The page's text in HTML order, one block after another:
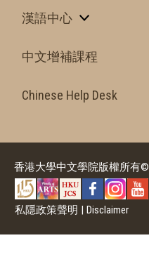
漢語中心
中文增補課程
Chinese Help Desk
香港大學中文學院版權所有©
私隱政策聲明 | Disclaimer